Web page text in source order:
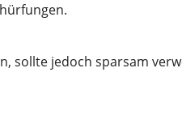
sollte jedoch sparsam